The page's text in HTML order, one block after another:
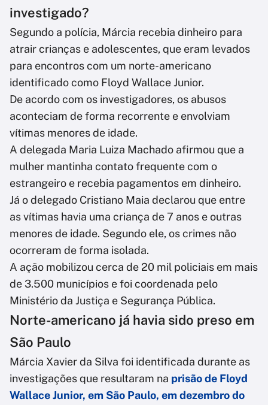
investigado?
Segundo a polícia, Márcia recebia dinheiro para
atrair crianças e adolescentes, que eram levados
para encontros com um norte-americano
identificado como Floyd Wallace Junior.
De acordo com os investigadores, os abusos
aconteciam de forma recorrente e envolviam
vítimas menores de idade.
A delegada Maria Luiza Machado afirmou que a
mulher mantinha contato frequente com o
estrangeiro e recebia pagamentos em dinheiro.
Já o delegado Cristiano Maia declarou que entre
as vítimas havia uma criança de 7 anos e outras
menores de idade. Segundo ele, os crimes não
ocorreram de forma isolada.
A ação mobilizou cerca de 20 mil policiais em mais
de 3.500 municípios e foi coordenada pelo
Ministério da Justiça e Segurança Pública.
Norte-americano já havia sido preso em
São Paulo
Márcia Xavier da Silva foi identificada durante as
investigações que resultaram na prisão de Floyd
Wallace Junior, em São Paulo, em dezembro do